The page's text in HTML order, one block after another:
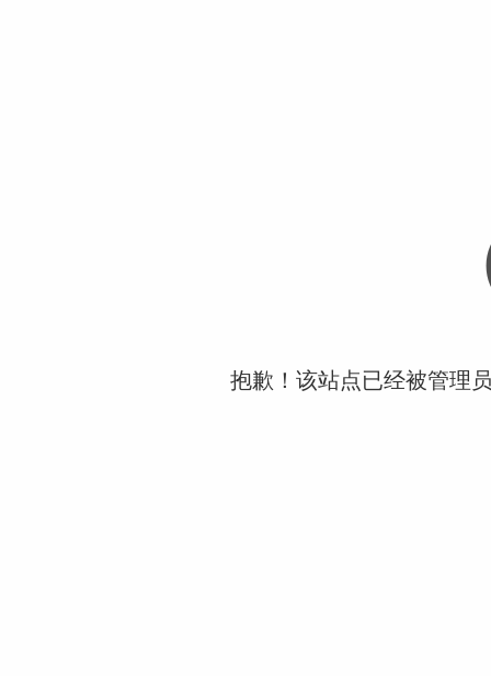
抱歉！该站点已经被管理